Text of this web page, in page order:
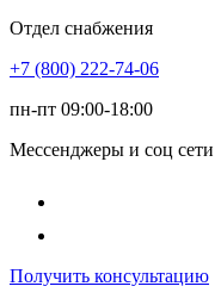
Отдел снабжения
+7 (800) 222-74-06
пн-пт 09:00-18:00
Мессенджеры и соц сети
Получить консультацию